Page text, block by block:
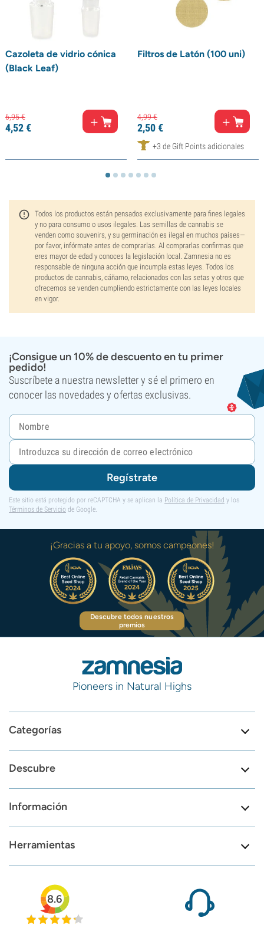
Cazoleta de vidrio cónica
(Black Leaf)
6,95€
4,52€
Filtros de Latón (100 uni)
4,99€
2,50€
+3 de Gift Points adicionales
Todos los productos están pensados exclusivamente para fines legales
y no para consumo o usos ilegales. Las semillas de cannabis se
venden como souvenirs, y su germinación es ilegal en muchos países—
por favor, infórmate antes de comprarlas. Al comprarlas confirmas que
eres mayor de edad y conoces la legislación local. Zamnesia no es
responsable de ninguna acción que incumpla estas leyes. Todos los
productos de cannabis, cáñamo, relacionados con las setas y otros que
ofrecemos se venden cumpliendo estrictamente con las leyes locales
en vigor.
¡Consigue un 10% de descuento en tu primer
pedido!
Suscríbete a nuestra newsletter y sé el primero en
conocer las novedades y ofertas exclusivas.
Regístrate
Este sitio está protegido por reCAPTCHA y se aplican la Política de Privacidad y los
Términos de Servicio de Google.
¡Gracias a tu apoyo, somos campeones!
Descubre todos nuestros
premios
Pioneers in Natural Highs
Categorías
Descubre
Información
Herramientas
8.6